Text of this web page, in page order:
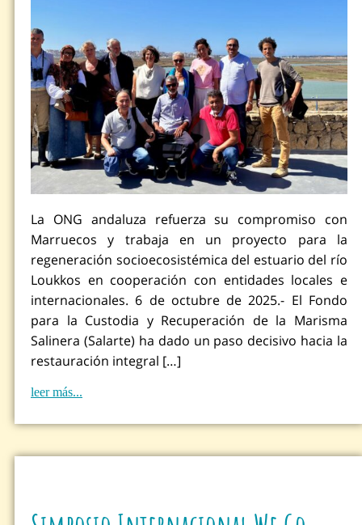
La ONG andaluza refuerza su compromiso con
Marruecos y trabaja en un proyecto para la
regeneración socioecosistémica del estuario del río
Loukkos en cooperación con entidades locales e
internacionales. 6 de octubre de 2025.- El Fondo
para la Custodia y Recuperación de la Marisma
Salinera (Salarte) ha dado un paso decisivo hacia la
restauración integral […]
leer más...